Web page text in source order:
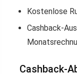
Kostenlose
Cashback-
Cashback-